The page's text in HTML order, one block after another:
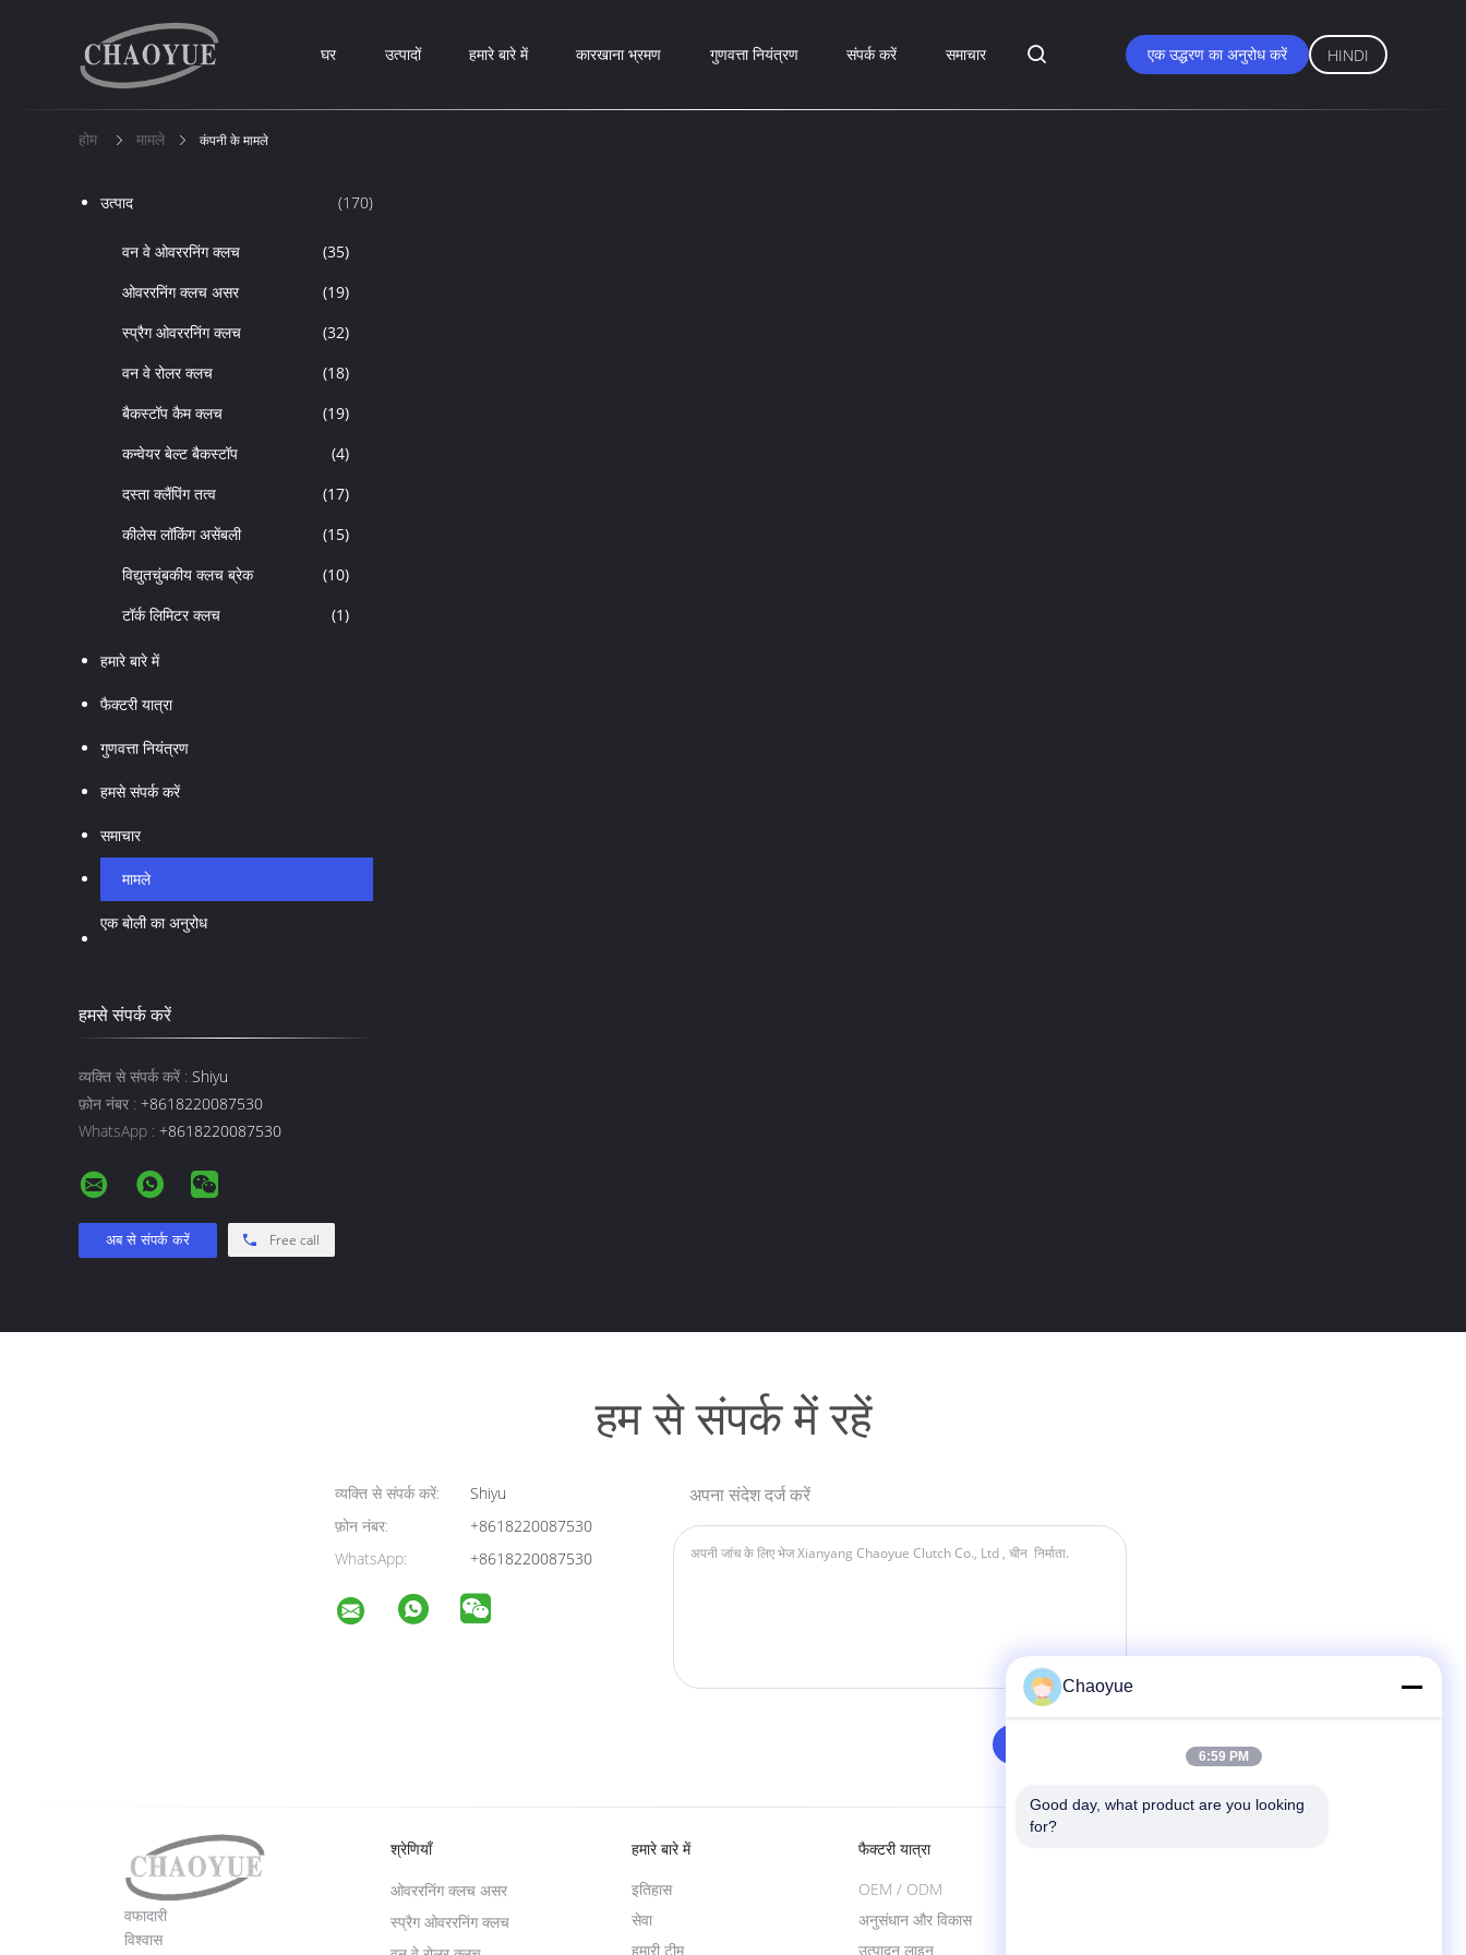
घर उत्पादों हमारे बारे में कारखाना भ्रमण गुणवत्ता नियंत्रण संपर्क करें समाचार एक उद्धरण का अनुरोध करें HINDI
होम मामले कंपनी के मामले
उत्पाद (170)
वन वे ओवररनिंग क्लच
(35)
ओवररनिंग क्लच असर
(19)
स्प्रैग ओवररनिंग क्लच
(32)
वन वे रोलर क्लच
(18)
बैकस्टॉप कैम क्लच
(19)
कन्वेयर बेल्ट बैकस्टॉप
(4)
दस्ता क्लैंपिंग तत्व
(17)
कीलेस लॉकिंग असेंबली
(15)
विद्युतचुंबकीय क्लच ब्रेक
(10)
टॉर्क लिमिटर क्लच
(1)
हमारे बारे में
फैक्टरी यात्रा
गुणवत्ता नियंत्रण
हमसे संपर्क करें
समाचार
मामले
एक बोली का अनुरोध
हमसे संपर्क करें
व्यक्ति से संपर्क करें : Shiyu
फ़ोन नंबर : +8618220087530
WhatsApp : +8618220087530
Free call
हम से संपर्क में रहें
व्यक्ति से संपर्क करें:
Shiyu
फ़ोन नंबर:
+8618220087530
WhatsApp:
+8618220087530
अपना संदेश दर्ज करें
वफादारी
विश्वास
श्रेणियाँ
ओवररनिंग क्लच असर
स्प्रैग ओवररनिंग क्लच
हमारे बारे में
इतिहास
सेवा
हमारी टीम
फैक्टरी यात्रा
उत्पादन लाइन
OEM / ODM
अनुसंधान और विकास
Chaoyue
6:59 PM
Good day, what product are you looking
for?